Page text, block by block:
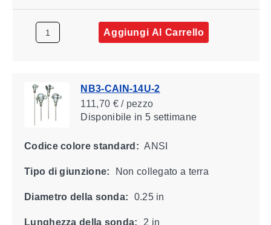
Aggiungi Al Carrello
NB3-CAIN-14U-2
111,70 € / pezzo
Disponibile in 5 settimane
Codice colore standard: ANSI
Tipo di giunzione: Non collegato a terra
Diametro della sonda: 0.25 in
Lunghezza della sonda: 2 in